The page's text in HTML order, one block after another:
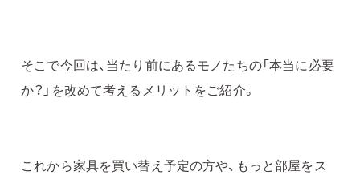
そこで今回は、当たり前にあるモノたちの「本当に必要
か？」を改めて考えるメリットをご紹介。
これから家具を買い替え予定の方や、もっと部屋をス